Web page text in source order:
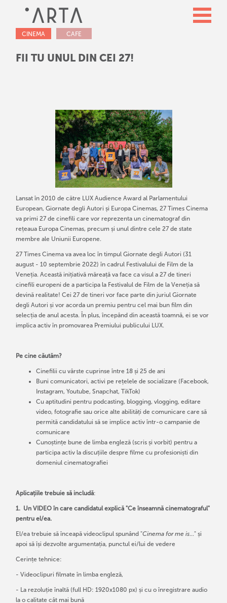
CINEMA CAFE
FII TU UNUL DIN CEI 27!
Lansat în 2010 de către LUX Audience Award al Parlamentului
European, Giornate degli Autori și Europa Cinemas, 27 Times Cinema
va primi 27 de cinefili care vor reprezenta un cinematograf din
rețeaua Europa Cinemas, precum și unul dintre cele 27 de state
membre ale Uniunii Europene.
27 Times Cinema va avea loc în timpul Giornate degli Autori (31
august - 10 septembrie 2022) în cadrul Festivalului de Film de la
Veneția. Această inițiativă măreață va face ca visul a 27 de tineri
cinefili europeni de a participa la Festivalul de Film de la Veneția să
devină realitate! Cei 27 de tineri vor face parte din juriul Giornate
degli Autori și vor acorda un premiu pentru cel mai bun film din
selecția de anul acesta. În plus, începând din această toamnă, ei se vor
implica activ în promovarea Premiului publicului LUX.
Pe cine căutăm?
​​Cinefilii cu vârste cuprinse între 18 și 25 de ani
Buni comunicatori, activi pe rețelele de socializare (Facebook,
Instagram, Youtube, Snapchat, TikTok)
Cu aptitudini pentru podcasting, blogging, vlogging, editare
video, fotografie sau orice alte abilități de comunicare care să
permită candidatului să se implice activ într-o campanie de
comunicare
Cunoștințe bune de limba engleză (scris și vorbit) pentru a
participa activ la discuțiile despre filme cu profesioniști din
domeniul cinematografiei
Aplicațiile trebuie să includă:
1. Un VIDEO în care candidatul explică "Ce înseamnă cinematograful"
pentru el/ea.
El/ea trebuie să înceapă videoclipul spunând "Cinema for me is..." și
apoi să își dezvolte argumentația, punctul ei/lui de vedere
Cerințe tehnice:
- Videoclipuri filmate în limba engleză,
- La rezoluție înaltă (full HD: 1920x1080 px) și cu o înregistrare audio
la o calitate cât mai bună